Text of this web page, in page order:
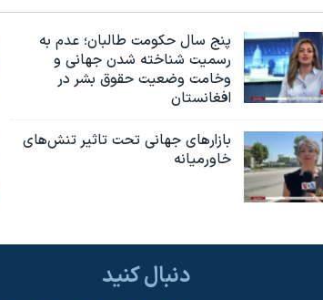
پنج سال حکومت طالبان؛ عدم به
رسمیت شناخته شدن جهانی و
وخامت وضعیت حقوق بشر در
افغانستان
بازارهای جهانی تحت تاثیر تنش‌های
خاورمیانه
دنبال کنید